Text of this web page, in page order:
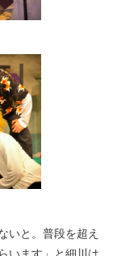
いと。普段を超え